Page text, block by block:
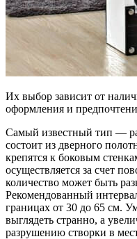
Их выбор зависит от
оформления и
Самый известный тип —
состоит из дверного
крепятся к боковым
осуществляется за счет
количество может быть
Рекомендованный
границах от 30 до 65 см.
выглядеть странно, а
разрушению створки в